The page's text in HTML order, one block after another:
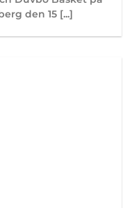
den 15 [...]